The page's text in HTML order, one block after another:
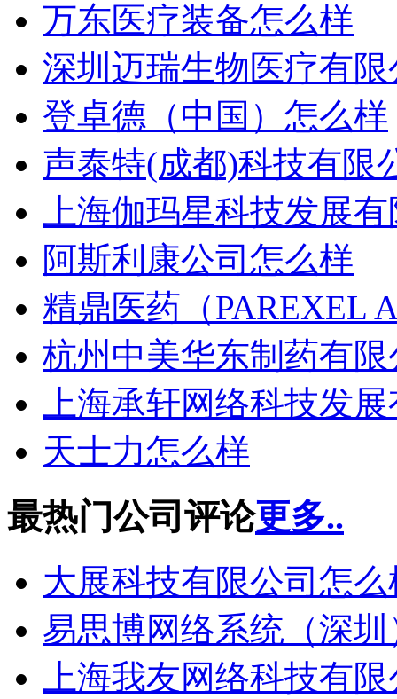
万东医疗装备怎么样
深圳迈瑞生物医疗有
登卓德（中国）怎么样
声泰特(成都)科技有限
上海伽玛星科技发展
阿斯利康公司怎么样
精鼎医药（PAREXEL
杭州中美华东制药有
上海承轩网络科技发
天士力怎么样
最热门公司评论更多..
大展科技有限公司怎么
易思博网络系统（深
上海我友网络科技有